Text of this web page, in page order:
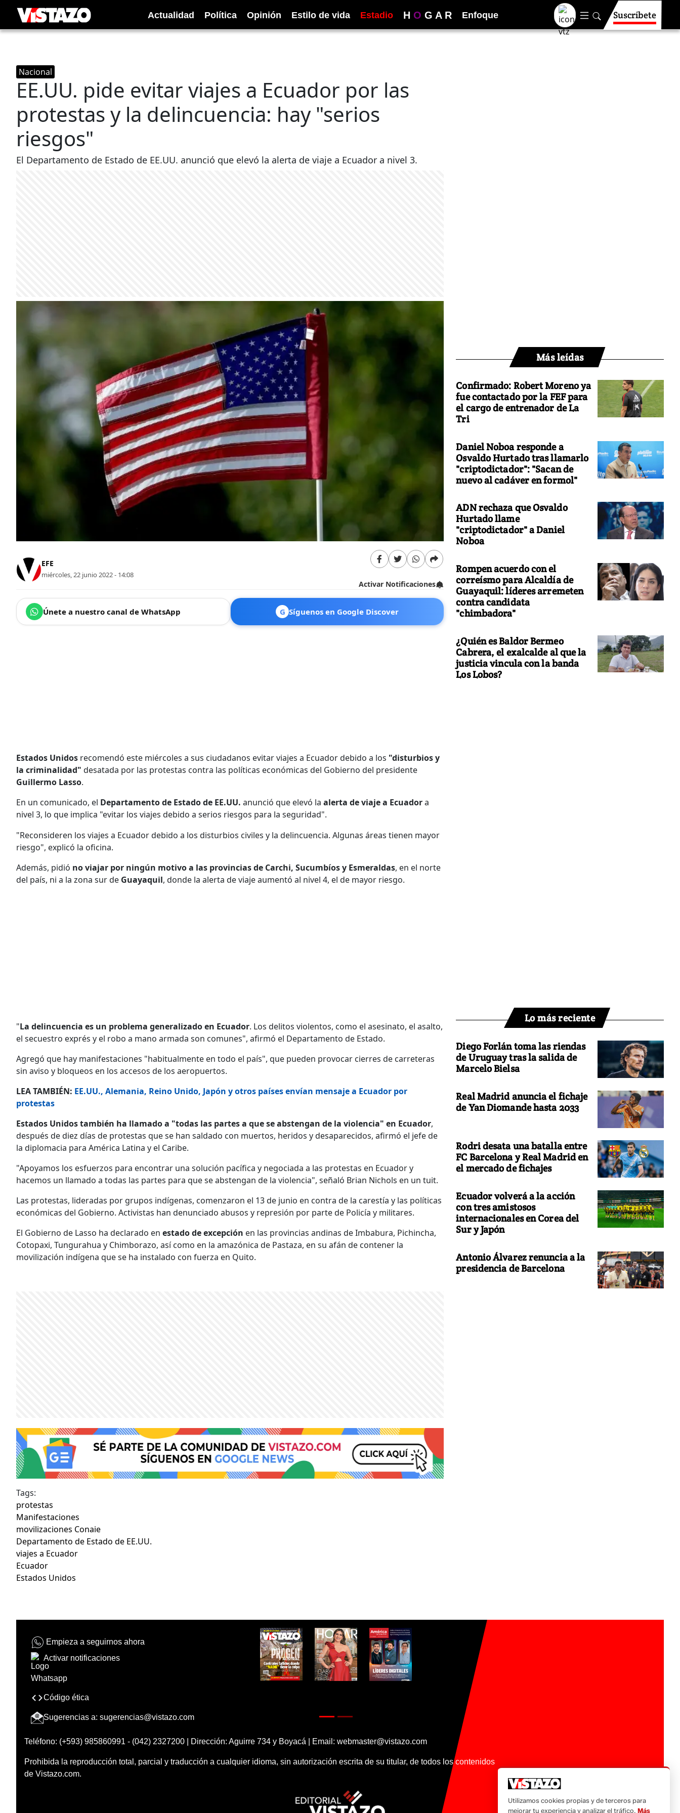
Actualidad Política Opinión Estilo de vida Estadio H O G A R Enfoque Suscríbete
Nacional
EE.UU. pide evitar viajes a Ecuador por las
protestas y la delincuencia: hay "serios
riesgos"
El Departamento de Estado de EE.UU. anunció que elevó la alerta de viaje a Ecuador a nivel 3.
EFE
miércoles, 22 junio 2022 - 14:08
Activar Notificaciones
Únete a nuestro canal de WhatsApp G Síguenos en Google Discover
Estados Unidos recomendó este miércoles a sus ciudadanos evitar viajes a Ecuador debido a los "disturbios y
la criminalidad" desatada por las protestas contra las políticas económicas del Gobierno del presidente
Guillermo Lasso.
En un comunicado, el Departamento de Estado de EE.UU. anunció que elevó la alerta de viaje a Ecuadora
nivel 3, lo que implica "evitar los viajes debido a serios riesgos para la seguridad".
"Reconsideren los viajes a Ecuador debido a los disturbios civiles y la delincuencia. Algunas áreas tienen mayor
riesgo", explicó la oficina.
Además, pidió no viajar por ningún motivo a las provincias de Carchi, Sucumbíos y Esmeraldas, en el norte
del país, ni a la zona sur de Guayaquil, donde la alerta de viaje aumentó al nivel 4, el de mayor riesgo.
"La delincuencia es un problema generalizado en Ecuador. Los delitos violentos, como el asesinato, el asalto,
el secuestro exprés y el robo a mano armada son comunes", afirmó el Departamento de Estado.
Agregó que hay manifestaciones "habitualmente en todo el país", que pueden provocar cierres de carreteras
sin aviso y bloqueos en los accesos de los aeropuertos.
LEA TAMBIÉN: EE.UU., Alemania, Reino Unido, Japón y otros países envían mensaje a Ecuador por
protestas
Estados Unidos también ha llamado a "todas las partes a que se abstengan de la violencia" en Ecuador,
después de diez días de protestas que se han saldado con muertos, heridos y desaparecidos, afirmó el jefe de
la diplomacia para América Latina y el Caribe.
"Apoyamos los esfuerzos para encontrar una solución pacífica y negociada a las protestas en Ecuador y
hacemos un llamado a todas las partes para que se abstengan de la violencia", señaló Brian Nichols en un tuit.
Las protestas, lideradas por grupos indígenas, comenzaron el 13 de junio en contra de la carestía y las políticas
económicas del Gobierno. Activistas han denunciado abusos y represión por parte de Policía y militares.
El Gobierno de Lasso ha declarado en estado de excepción en las provincias andinas de Imbabura, Pichincha,
Cotopaxi, Tungurahua y Chimborazo, así como en la amazónica de Pastaza, en su afán de contener la
movilización indígena que se ha instalado con fuerza en Quito.
Tags:
protestas
Manifestaciones
movilizaciones Conaie
Departamento de Estado de EE.UU.
viajes a Ecuador
Ecuador
Estados Unidos
Más leídas
Confirmado: Robert Moreno ya
fue contactado por la FEF para
el cargo de entrenador de La
Tri
Daniel Noboa responde a
Osvaldo Hurtado tras llamarlo
"criptodictador": "Sacan de
nuevo al cadáver en formol"
ADN rechaza que Osvaldo
Hurtado llame
"criptodictador" a Daniel
Noboa
Rompen acuerdo con el
correísmo para Alcaldía de
Guayaquil: líderes arremeten
contra candidata
"chimbadora"
¿Quién es Baldor Bermeo
Cabrera, el exalcalde al que la
justicia vincula con la banda
Los Lobos?
Lo más reciente
Diego Forlán toma las riendas
de Uruguay tras la salida de
Marcelo Bielsa
Real Madrid anuncia el fichaje
de Yan Diomande hasta 2033
Rodri desata una batalla entre
FC Barcelona y Real Madrid en
el mercado de fichajes
Ecuador volverá a la acción
con tres amistosos
internacionales en Corea del
Sur y Japón
Antonio Álvarez renuncia a la
presidencia de Barcelona
Empieza a seguirnos ahora
Activar notificaciones
Código ética
Sugerencias a: sugerencias@vistazo.com
Teléfono: (+593) 985860991 - (042) 2327200 | Dirección: Aguirre 734 y Boyacá | Email: webmaster@vistazo.com
Prohibida la reproducción total, parcial y traducción a cualquier idioma, sin autorización escrita de su titular, de todos los contenidos
de Vistazo.com.
Utilizamos cookies propias y de terceros para
mejorar tu experiencia y analizar el tráfico. Más